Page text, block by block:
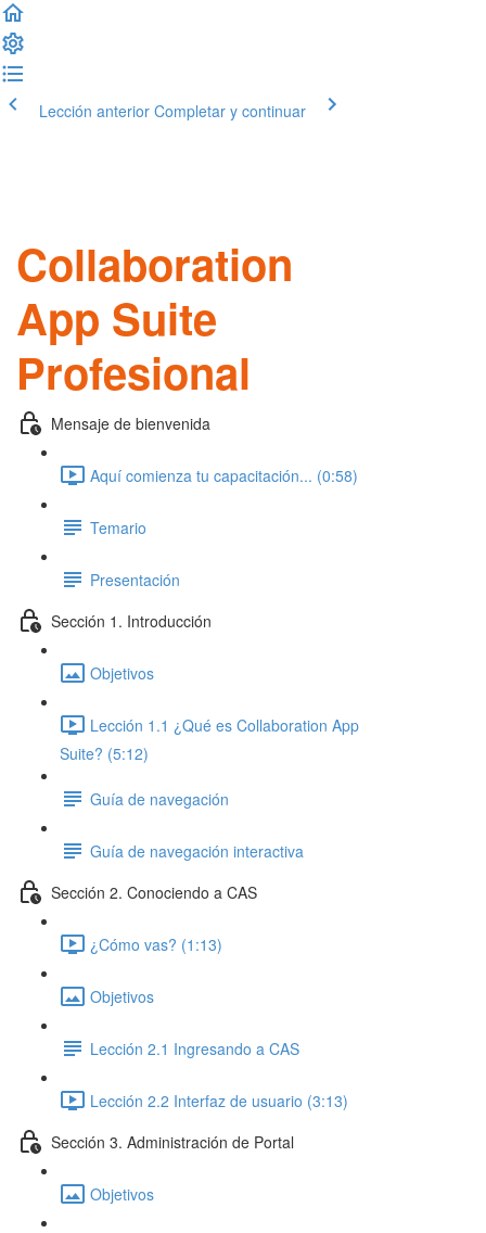
Lección anterior Completar y continuar
Collaboration
App Suite
Profesional
Mensaje de bienvenida
Aquí comienza tu capacitación... (0:58)
Temario
Presentación
Sección 1. Introducción
Objetivos
Lección 1.1 ¿Qué es Collaboration App
Suite? (5:12)
Guía de navegación
Guía de navegación interactiva
Sección 2. Conociendo a CAS
¿Cómo vas? (1:13)
Objetivos
Lección 2.1 Ingresando a CAS
Lección 2.2 Interfaz de usuario (3:13)
Sección 3. Administración de Portal
Objetivos